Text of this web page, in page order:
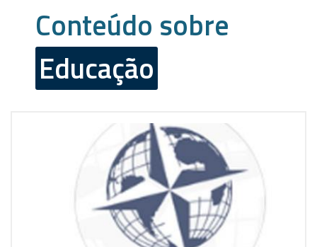
Conteúdo sobre
Educação